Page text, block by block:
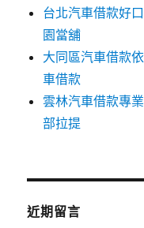
台北汽車借款好
園當舖
大同區汽車借款
車借款
雲林汽車借款專
部拉提
近期留言